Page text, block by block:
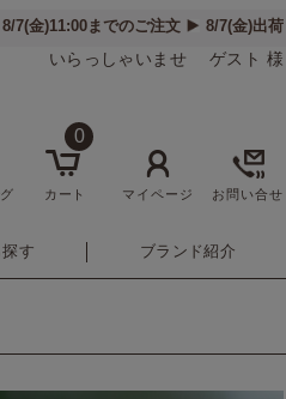
いらっしゃいませ ゲスト 様
0
カート マイページ お問い合せ
す ブランド紹介